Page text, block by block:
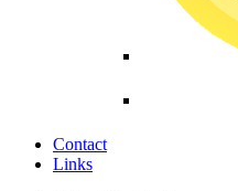
Contact
Links